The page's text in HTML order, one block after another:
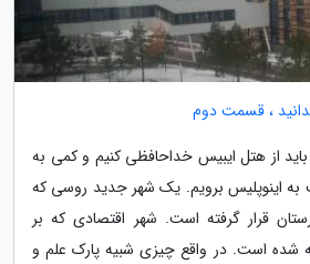
، قسمت دوم
از هتل ایبیس خداحافظی کنیم و کمی به
به اینوپلیس برویم. یک شهر جدید روسی که
قرار گرفته است. شهر اقتصادی که بر
شده است. در واقع چیزی شبیه پارک علم و